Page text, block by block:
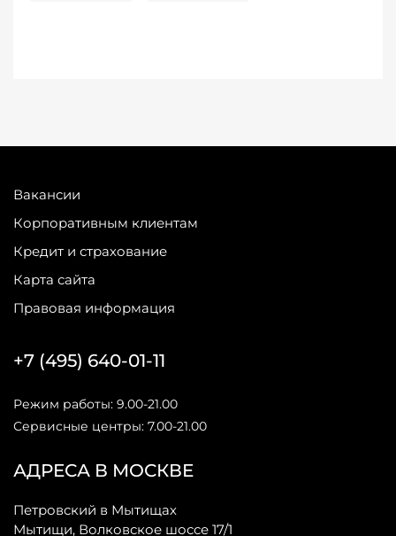
Вакансии
Корпоративным клиентам
Кредит и страхование
Карта сайта
Правовая информация
АДРЕСА В МОСКВЕ
Петровский в Мытищах
Мытищи, Волковское шоссе 17/1
+7 (495) 640-01-11
Режим работы: 9.00-21.00
Сервисные центры: 7.00-21.00